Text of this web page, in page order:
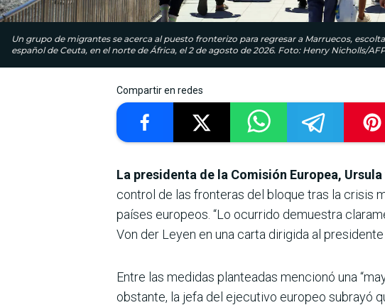
Un grupo de migrantes se acerca al puesto fronterizo para regresar a Marruecos,
español de Ceuta, en el norte de África, el 2 de agosto de 2026. Foto: Henry Nicholls/
Compartir en redes
La presidenta de la Comisión Europea,
control de las fronteras del bloque tras la crisis
países europeos. “Lo ocurrido demuestra
Von der Leyen en una carta dirigida al
Entre las medidas planteadas mencionó una
obstante, la jefa del ejecutivo europeo subrayó